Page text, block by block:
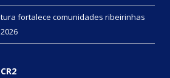
fortalece comunidades ribeirinhas